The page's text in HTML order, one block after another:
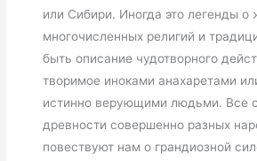
или Сибири. Иногда это легенды о
многочисленных религий и
быть описание чудотворного
творимое иноками анахаретами
истинно верующими людьми. Все
древности совершенно разных
повествуют нам о грандиозной